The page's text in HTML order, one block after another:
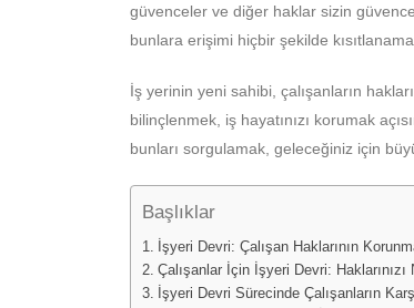
güvenceler ve diğer haklar sizin
bunlara erişimi hiçbir şekilde
İş yerinin yeni sahibi, çalışanların
bilinçlenmek, iş hayatınızı korumak
bunları sorgulamak, geleceğiniz için
Başlıklar
İşyeri Devri: Çalışan Haklarının
Çalışanlar İçin İşyeri Devri: Haklarınızı
İşyeri Devri Sürecinde Çalışanların